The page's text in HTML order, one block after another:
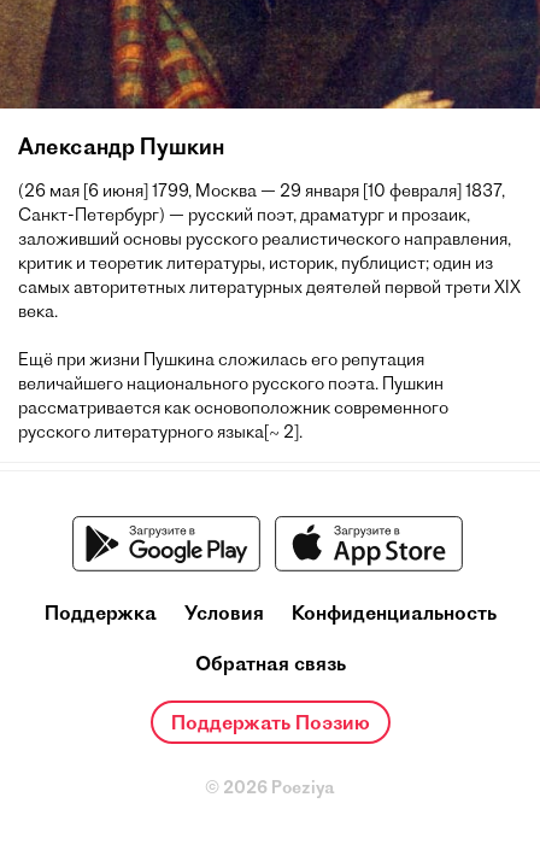
Александр Пушкин
(26 мая [6 июня] 1799, Москва — 29 января [10 февраля] 1837,
Санкт-Петербург) — русский поэт, драматург и прозаик,
заложивший основы русского реалистического направления,
критик и теоретик литературы, историк, публицист; один из
самых авторитетных литературных деятелей первой трети XIX
века.
Ещё при жизни Пушкина сложилась его репутация
величайшего национального русского поэта. Пушкин
рассматривается как основоположник современного
русского литературного языка[~ 2].
Поддержка Условия Конфиденциальность
Обратная связь
Поддержать Поэзию
© 2026 Poeziya